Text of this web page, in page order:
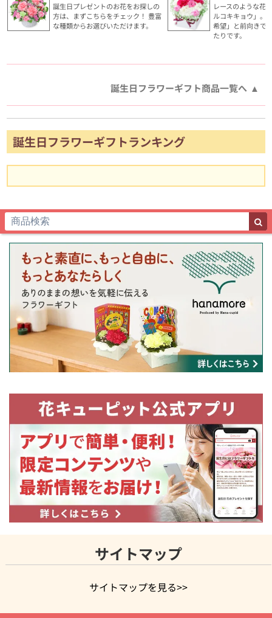
誕生日プレゼントのお花をお探しの
方は、まずこちらをチェック！ 豊富
な種類からお選びいただけます。
レースのような花
ルコキキョウ」。
希望」と前向きで
たりです。
誕生日フラワーギフト商品一覧へ
誕生日フラワーギフトランキング
サイトマップ
サイトマップを見る>>
よく贈られる花
お祝いの花特集
誕生日フラワーギフト特集